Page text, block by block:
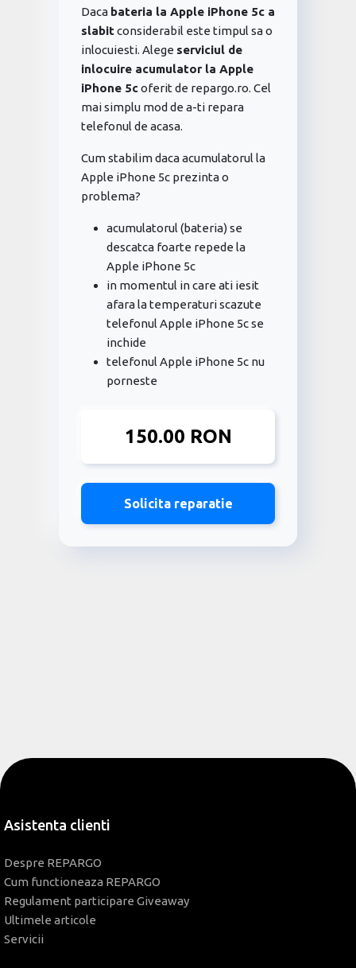
Daca bateria la Apple iPhone 5c a
slabitconsiderabil este timpul sa o
inlocuiesti. Alege serviciul de
inlocuire acumulator la Apple
iPhone 5coferit de repargo.ro. Cel
mai simplu mod de a-ti repara
telefonul de acasa.
Cum stabilim daca acumulatorul la
Apple iPhone 5c prezinta o
problema?
acumulatorul (bateria) se
descatca foarte repede la
Apple iPhone 5c
in momentul in care ati iesit
afara la temperaturi scazute
telefonul Apple iPhone 5c se
inchide
telefonul Apple iPhone 5c nu
porneste
150.00 RON
Solicita reparatie
Asistenta clienti
Despre REPARGO
Cum functioneaza REPARGO
Regulament participare Giveaway
Ultimele articole
Servicii